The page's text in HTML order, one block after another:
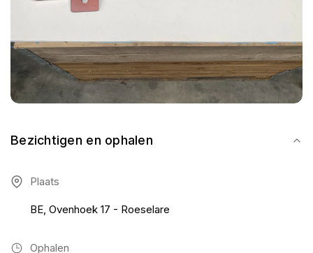
Bezichtigen en ophalen
Plaats
BE, Ovenhoek 17 - Roeselare
Ophalen